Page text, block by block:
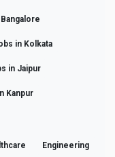
in Kolkata
in Jaipur
Kanpur
Engineering